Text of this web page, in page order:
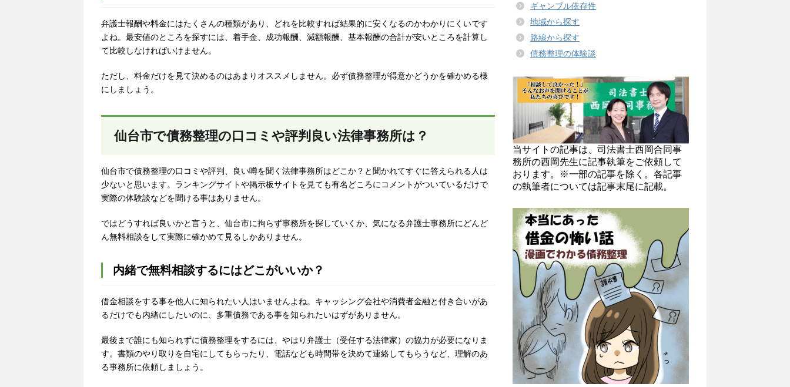
弁護士報酬や料金にはたくさんの種類があり、どれを比較すれば結果的に安くなるのかわかりにくいです
よね。最安値のところを探すには、着手金、成功報酬、減額報酬、基本報酬の合計が安いところを計算し
て比較しなければいけません。
ただし、料金だけを見て決めるのはあまりオススメしません。必ず債務整理が得意かどうかを確かめる様
にしましょう。
仙台市で債務整理の口コミや評判良い法律事務所は？
仙台市で債務整理の口コミや評判、良い噂を聞く法律事務所はどこか？と聞かれてすぐに答えられる人は
少ないと思います。ランキングサイトや掲示板サイトを見ても有名どころにコメントがついているだけで
実際の体験談などを聞ける事はありません。
ではどうすれば良いかと言うと、仙台市に拘らず事務所を探していくか、気になる弁護士事務所にどんど
ん無料相談をして実際に確かめて見るしかありません。
内緒で無料相談するにはどこがいいか？
借金相談をする事を他人に知られたい人はいませんよね。キャッシング会社や消費者金融と付き合いがあ
るだけでも内緒にしたいのに、多重債務である事を知られたいはずがありません。
最後まで誰にも知られずに債務整理をするには、やはり弁護士（受任する法律家）の協力が必要になりま
す。書類のやり取りを自宅にしてもらったり、電話なども時間帯を決めて連絡してもらうなど、理解のあ
る事務所に依頼しましょう。
ギャンブル依存性
地域から探す
路線から探す
債務整理の体験談
当サイトの記事は、司法書士西岡合同事
務所の西岡先生に記事執筆をご依頼して
おります。※一部の記事を除く。各記事
の執筆者については記事末尾に記載。